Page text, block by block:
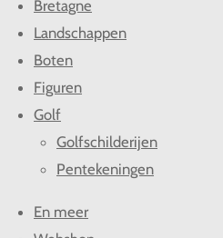
Bretagne
Landschappen
Boten
Figuren
Golf
Golfschilderijen
Pentekeningen
En meer